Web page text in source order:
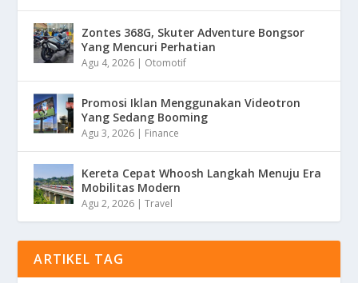
Zontes 368G, Skuter Adventure Bongsor
Yang Mencuri Perhatian
Agu 4, 2026 | Otomotif
Promosi Iklan Menggunakan Videotron
Yang Sedang Booming
Agu 3, 2026 | Finance
Kereta Cepat Whoosh Langkah Menuju Era
Mobilitas Modern
Agu 2, 2026 |Travel
ARTIKEL TAG